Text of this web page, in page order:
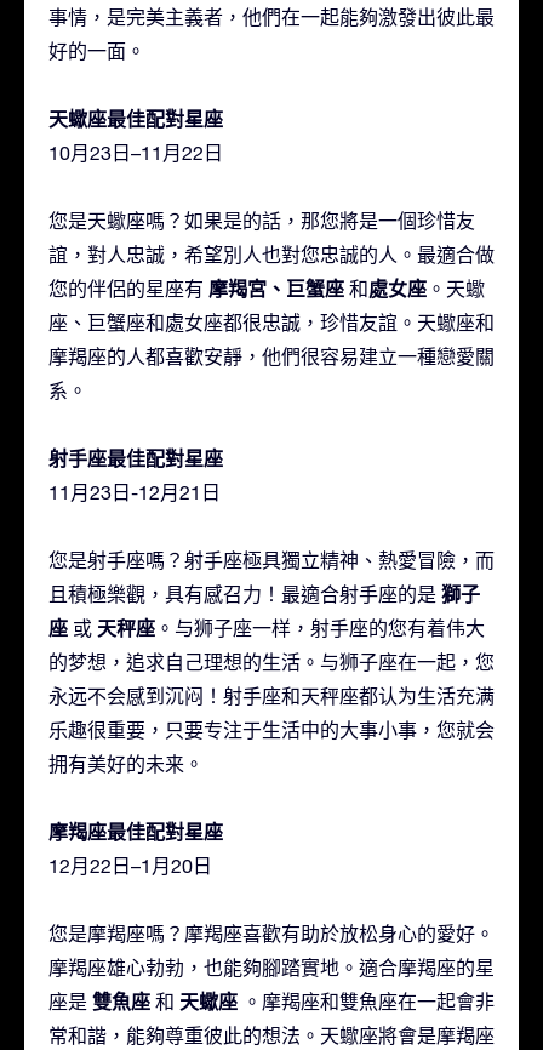
事情，是完美主義者，他們在一起能夠激發出彼此最
好的一面。
天蠍座最佳配對星座
10月23日–11月22日
您是天蠍座嗎？如果是的話，那您將是一個珍惜友
誼，對人忠誠，希望別人也對您忠誠的人。最適合做
您的伴侶的星座有 摩羯宮、巨蟹座 和處女座 。天蠍
座、巨蟹座和處女座都很忠誠，珍惜友誼。天蠍座和
摩羯座的人都喜歡安靜，他們很容易建立一種戀愛關
系。
射手座最佳配對星座
11月23日-12月21日
您是射手座嗎？射手座極具獨立精神、熱愛冒險，而
且積極樂觀，具有感召力！最適合射手座的是 獅子
座 或 天秤座 。与狮子座一样，射手座的您有着伟大
的梦想，追求自己理想的生活。与狮子座在一起，您
永远不会感到沉闷！射手座和天秤座都认为生活充满
乐趣很重要，只要专注于生活中的大事小事，您就会
拥有美好的未来。
摩羯座最佳配對星座
12月22日–1月20日
您是摩羯座嗎？摩羯座喜歡有助於放松身心的愛好。
摩羯座雄心勃勃，也能夠腳踏實地。適合摩羯座的星
座是 雙魚座 和 天蠍座 。摩羯座和雙魚座在一起會非
常和諧，能夠尊重彼此的想法。天蠍座將會是摩羯座